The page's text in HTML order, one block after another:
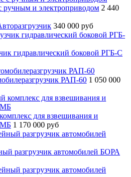
ручным и электроприводом 2 440
340 000 руб
гидравлический боковой РГБ-С
РАП-60 1 050 000
для взвешивания и
1 170 000 руб
разгрузчик автомобилей БОРА